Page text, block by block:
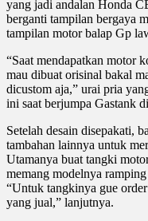
yang jadi andalan Honda
berganti tampilan bergaya
tampilan motor balap Gp
“Saat mendapatkan motor
mau dibuat orisinal bakal
dicustom aja,” urai pria
ini saat berjumpa Gastank
Setelah desain disepakati,
tambahan lainnya untuk
Utamanya buat tangki
memang modelnya
“Untuk tangkinya gue
yang jual,” lanjutnya.